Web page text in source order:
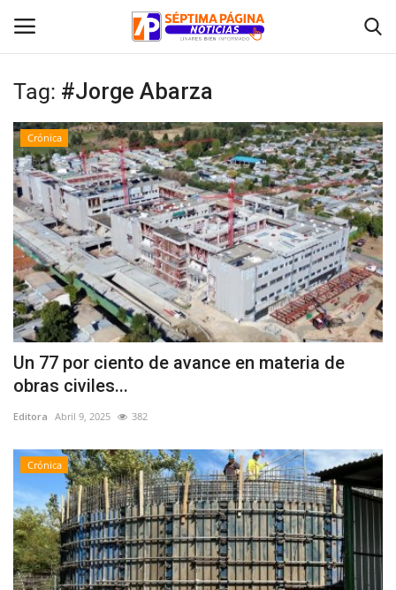
Inicio
Crónica
Policial
Tribunales
Deporte
Política
Espectáculos
Tag: #Jorge Abarza
Crónica
Un 77 por ciento de avance en materia de
obras civiles...
Editora Abril 9, 2025 382
Crónica